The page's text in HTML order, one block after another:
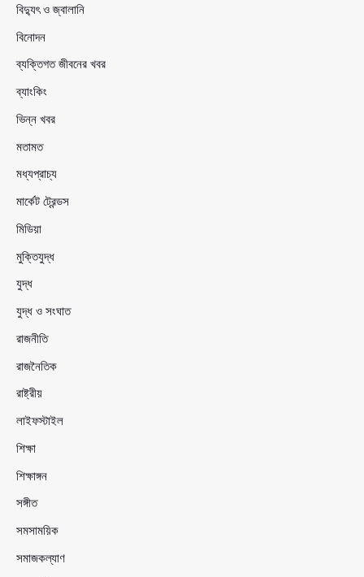
বিদ্যুৎ ও জ্বালানি
বিনোদন
ব্যক্তিগত জীবনের খবর
ব্যাংকিং
ভিন্ন খবর
মতামত
মধ্যপ্রাচ্য
মার্কেট ট্রেন্ডস
মিডিয়া
মুক্তিযুদ্ধ
যুদ্ধ
যুদ্ধ ও সংঘাত
রাজনীতি
রাজনৈতিক
রাষ্ট্রীয়
লাইফস্টাইল
শিক্ষা
শিক্ষাঙ্গন
সঙ্গীত
সমসাময়িক
সমাজকল্যাণ